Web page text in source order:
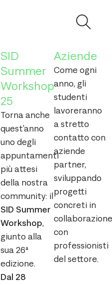
SID
Summer
Workshop
25
Torna anche
quest’anno
uno degli
appuntamenti
più attesi
della nostra
community: il
SID Summer
Workshop,
giunto alla
sua 26ª
edizione.
Dal 28
Aziende
Come ogni
anno, gli
studenti
lavoreranno
a stretto
contatto con
aziende
partner,
sviluppando
progetti
concreti in
collaborazione
con
professionisti
del settore.